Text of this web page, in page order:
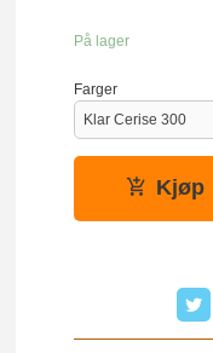
På lager
Farger
Kjøp